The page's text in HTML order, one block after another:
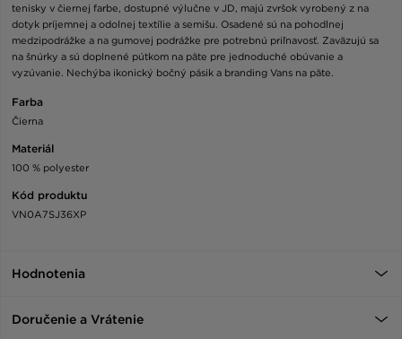
tenisky v čiernej farbe, dostupné výlučne v JD, majú zvršok vyrobený z na
dotyk príjemnej a odolnej textílie a semišu. Osadené sú na pohodlnej
medzipodrážke a na gumovej podrážke pre potrebnú priľnavosť. Zaväzujú sa
na šnúrky a sú doplnené pútkom na päte pre jednoduché obúvanie a
vyzúvanie. Nechýba ikonický bočný pásik a branding Vans na päte.
Farba
Čierna
Materiál
100 % polyester
Kód produktu
VN0A7SJ36XP
Hodnotenia
Doručenie a Vrátenie